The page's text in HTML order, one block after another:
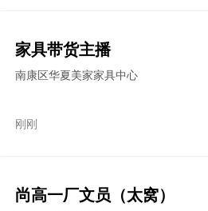
家具带货主播
南康区华夏美家家具中心
刚刚
尚高一厂文员（太窝）